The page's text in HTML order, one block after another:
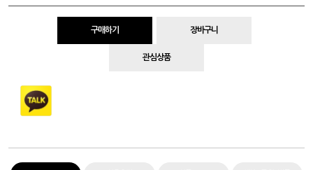
구매하기 장바구니
관심상품